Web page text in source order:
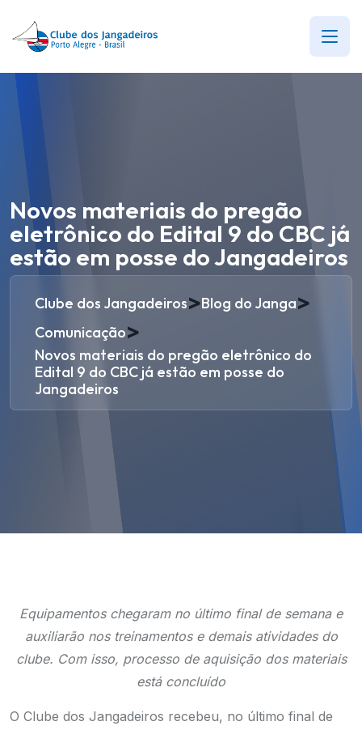
Novos materiais do pregão
eletrônico do Edital 9 do CBC já
estão em posse do Jangadeiros
Clube dos Jangadeiros>Blog do Janga>
Comunicação>
Novos materiais do pregão eletrônico do
Edital 9 do CBC já estão em posse do
Jangadeiros
Equipamentos chegaram no último final de semana e
auxiliarão nos treinamentos e demais atividades do
clube. Com isso, processo de aquisição dos materiais
está concluído
O Clube dos Jangadeiros recebeu, no último final de